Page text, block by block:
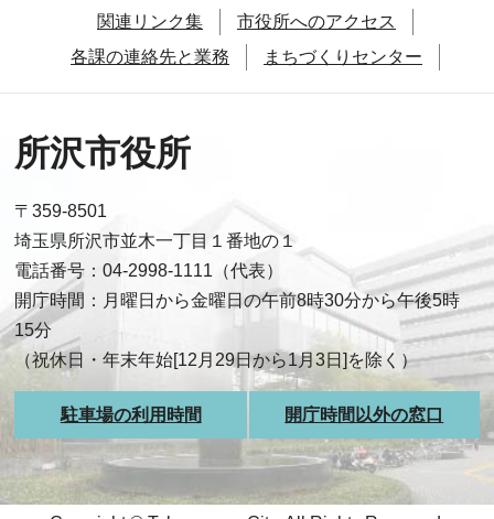
関連リンク集
市役所へのアクセス
各課の連絡先と業務
まちづくりセンター
所沢市役所
〒359-8501
埼玉県所沢市並木一丁目１番地の１
電話番号：04-2998-1111（代表）
開庁時間：月曜日から金曜日の午前8時30分から午後5時
15分
（祝休日・年末年始[12月29日から1月3日]を除く）
駐車場の利用時間 開庁時間以外の窓口